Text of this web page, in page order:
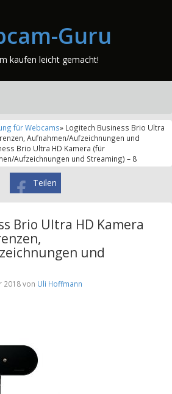
Guru
kaufen leicht gemacht!
für Webcams» Logitech Business Brio Ultra
Aufnahmen/Aufzeichnungen und
Brio Ultra HD Kamera (für
Aufzeichnungen und Streaming) – 8
Teilen
Brio Ultra HD Kamera
und
2018 von Uli Hoffmann